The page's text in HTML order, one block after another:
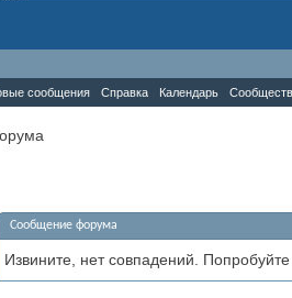
сообщения Справка Календарь
Сообщение форума
Извините, нет совпадений.